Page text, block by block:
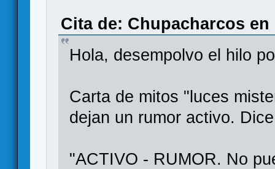
Cita de: Chupacharcos en
Hola, desempolvo el hilo
Carta de mitos "luces
dejan un rumor activo.
"ACTIVO - RUMOR. No